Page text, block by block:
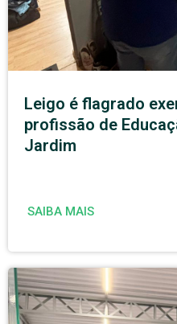
Leigo é flagrado
profissão de
Jardim
SAIBA MAIS